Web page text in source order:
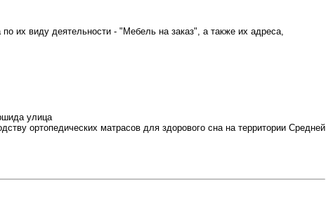
их виду деятельности - "Мебель на заказ", а также их адреса,
улица
ортопедических матрасов для здорового сна на территории Средней